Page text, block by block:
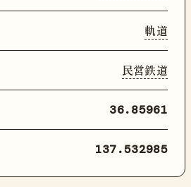
軌道
民営鉄道
36.85961
137.532985